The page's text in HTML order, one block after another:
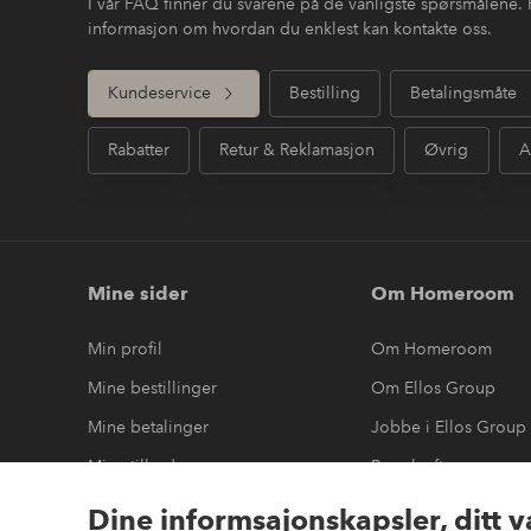
Dine informsajonskapsler, ditt
informasjon om hvordan du enklest kan kontakte oss.
Kundeservice Bestilling Betalingsmåte
Rabatter Retur & Reklamasjon Øvrig
Mine sider
Min profil
Mine bestillinger
Mine betalinger
Mine tilbud
Mine returer
Om Homeroom
Om Homeroom
Om Ellos Group
Jobbe i Ellos Group
Bærekraft